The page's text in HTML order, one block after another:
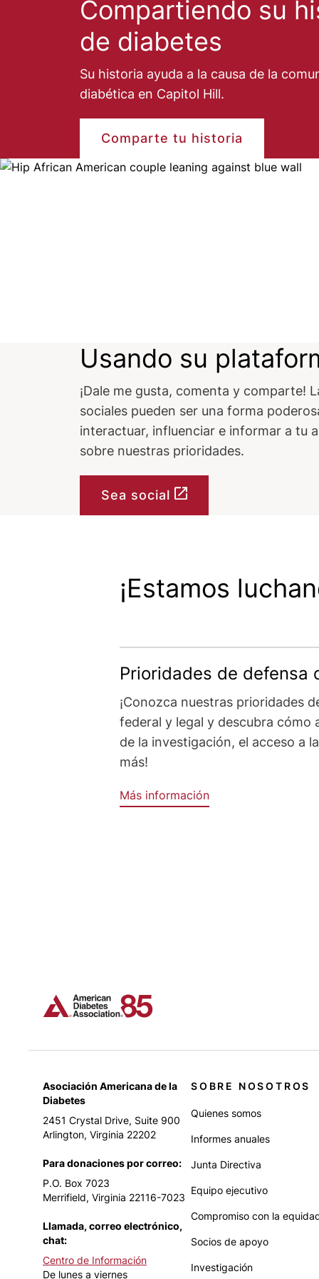
Compartiendo su
de diabetes
Su historia ayuda a la causa de la
diabética en Capitol Hill.
Comparte tu historia
Image
Usando su
¡Dale me gusta, comenta y comparte!
sociales pueden ser una forma
interactuar, influenciar e informar a tu
sobre nuestras prioridades.
Sea social
¡Estamos
Prioridades de defensa
¡Conozca nuestras prioridades
federal y legal y descubra cómo
de la investigación, el acceso a
más!
Más información
Asociación Americana de la
Diabetes
2451 Crystal Drive, Suite 900
Arlington, Virginia 22202
Para donaciones por correo:
P.O. Box 7023
Merrifield, Virginia 22116-7023
Llamada, correo electrónico,
chat:
Centro de Información
De lunes a viernes
SOBRE NOSOTROS
Quienes somos
Informes anuales
Junta Directiva
Equipo ejecutivo
Compromiso con la
Socios de apoyo
Investigación